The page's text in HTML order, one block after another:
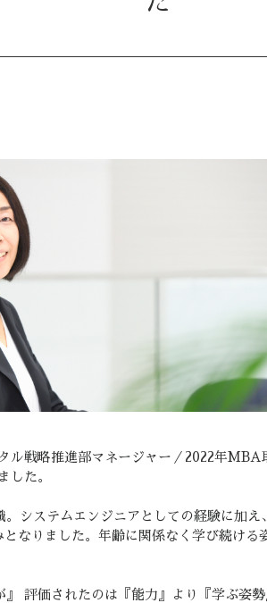
ル戦略推進部マネージャー／2022年MBA
した。
システムエンジニアとしての経験に加え
なりました。年齢に関係なく学び続ける
評価されたのは『能力』より『学ぶ姿勢